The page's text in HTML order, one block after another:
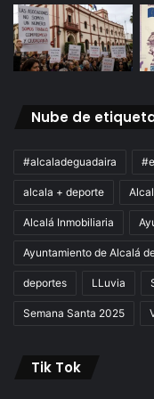
Nube de
#alcaladeguadaira
alcala + deporte
Alcalá Inmobiliaria
Ayuntamiento de Alcalá
deportes LLuvia
Semana Santa 2025
Tik Tok